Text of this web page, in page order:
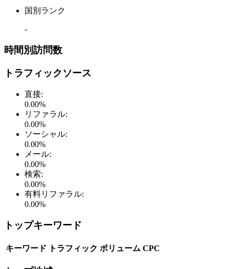
国別ランク
-
時間別訪問数
トラフィックソース
直接:
0.00%
リファラル:
0.00%
ソーシャル:
0.00%
メール:
0.00%
検索:
0.00%
有料リファラル:
0.00%
トップキーワード
キーワード トラフィック ボリューム CPC